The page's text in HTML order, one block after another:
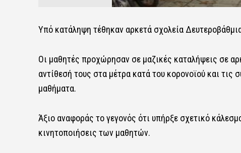
Υπό κατάληψη τέθηκαν αρκετά σχολεία
Οι μαθητές προχώρησαν σε μαζικές καταλήψεις σε
αντίθεσή τους στα μέτρα κατά του κορονοϊού και
μαθήματα.
Άξιο αναφοράς το γεγονός ότι υπήρξε σχετικό
κινητοποιήσεις των μαθητών.